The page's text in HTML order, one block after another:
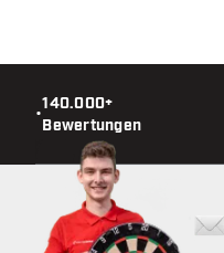
•
140.000+
Bewertungen